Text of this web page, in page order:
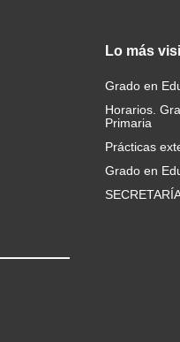
Lo más
Grado en
Horarios.
Primaria
Prácticas
Grado en